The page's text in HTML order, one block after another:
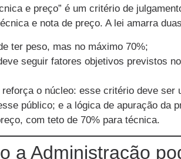
e preço” é um critério de
e nota de preço. A lei amarra
ter peso, mas no máximo 70%;
seguir fatores objetivos previstos
o núcleo: esse critério deve
público; e a lógica de apuração da
com teto de 70% para técnica.
a Administração